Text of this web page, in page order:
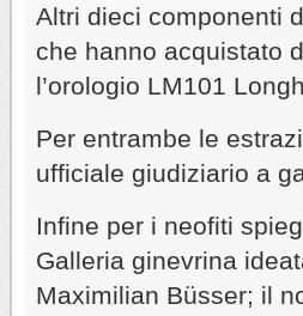
Altri dieci componenti
che hanno acquistato
l’orologio LM101
Per entrambe le
ufficiale giudiziario a
Infine per i neofiti
Galleria ginevrina
Maximilian Büsser; il